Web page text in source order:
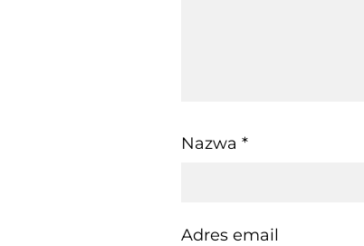
Nazwa *
Adres email